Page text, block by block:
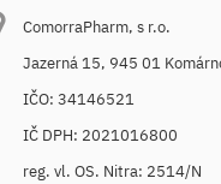
ComorraPharm, s r.o.
Jazerná 15, 945 01
IČO: 34146521
IČ DPH: 2021016800
reg. vl. OS. Nitra: 2514/N